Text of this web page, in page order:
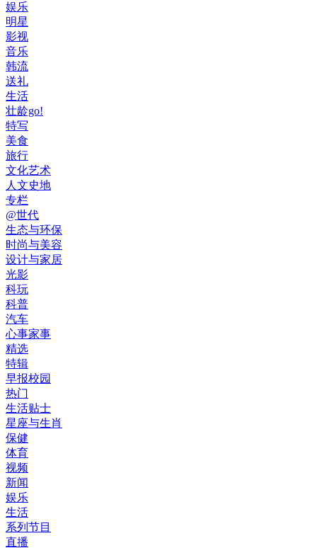
娱乐
明星
影视
音乐
韩流
送礼
生活
壮龄go!
特写
美食
旅行
文化艺术
人文史地
专栏
@世代
生态与环保
时尚与美容
设计与家居
光影
科玩
科普
汽车
心事家事
精选
特辑
早报校园
热门
生活贴士
星座与生肖
保健
体育
视频
新闻
娱乐
生活
系列节目
直播